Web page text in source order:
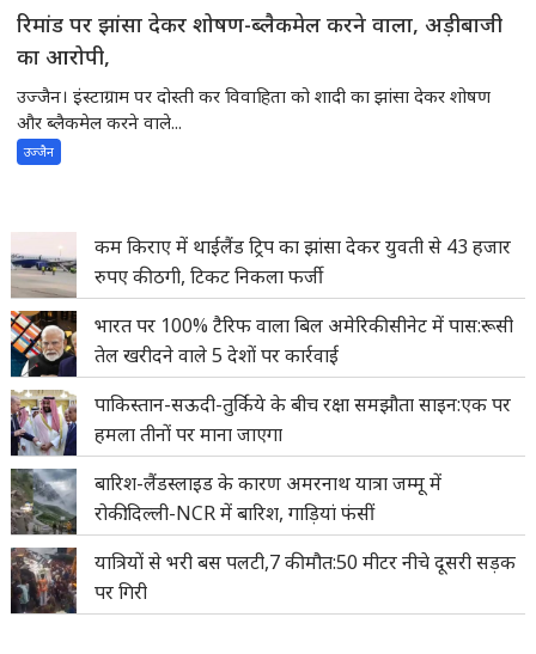
रिमांड पर झांसा देकर शोषण-ब्लैकमेल करने वाला, अड़ीबाजी
का आरोपी,
उज्जैन। इंस्टाग्राम पर दोस्ती कर विवाहिता को शादी का झांसा देकर शोषण
और ब्लैकमेल करने वाले...
उज्जैन
कम किराए में थाईलैंड ट्रिप का झांसा देकर युवती से 43 हजार
रुपए की ठगी, टिकट निकला फर्जी
भारत पर 100% टैरिफ वाला बिल अमेरिकी सीनेट में पास:रूसी
तेल खरीदने वाले 5 देशों पर कार्रवाई
पाकिस्तान-सऊदी-तुर्किये के बीच रक्षा समझौता साइन:एक पर
हमला तीनों पर माना जाएगा
बारिश-लैंडस्लाइड के कारण अमरनाथ यात्रा जम्मू में
रोकी:दिल्ली-NCR में बारिश, गाड़ियां फंसीं
यात्रियों से भरी बस पलटी,7 की मौत:50 मीटर नीचे दूसरी सड़क
पर गिरी